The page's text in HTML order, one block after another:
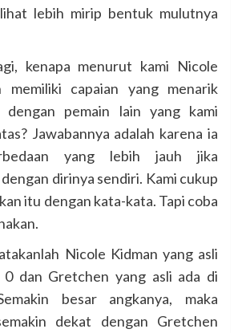
lebih mirip bentuk mulutnya
kenapa menurut kami Nicole
memiliki capaian yang menarik
dengan pemain lain yang kami
Jawabannya adalah karena ia
yang lebih jauh jika
dirinya sendiri. Kami cukup
itu dengan kata-kata. Tapi coba
Nicole Kidman yang asli
0 dan Gretchen yang asli ada di
besar angkanya, maka
dekat dengan Gretchen